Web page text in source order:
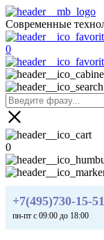
Современные
0
0
+7(495)730-15-51
пн-пт с 09:00 до 18:00